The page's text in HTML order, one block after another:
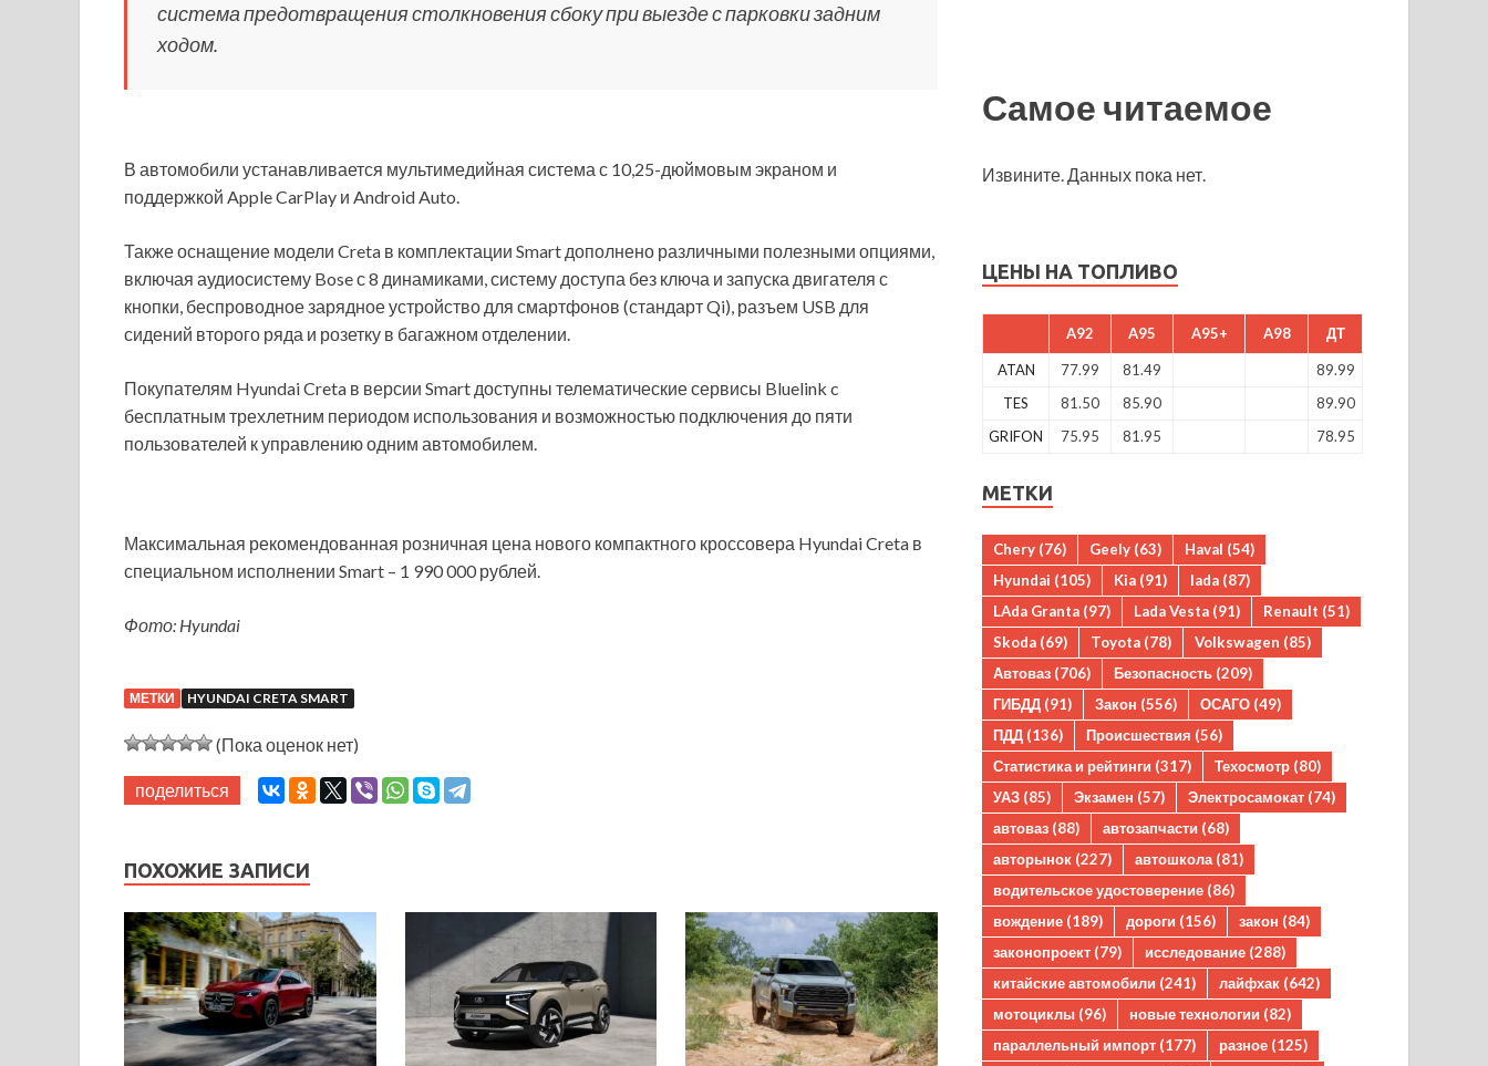
система предотвращения столкновения сбоку при выезде с парковки задним
ходом.
В автомобили устанавливается мультимедийная система с 10,25-дюймовым экраном и
поддержкой Apple CarPlay и Android Auto.
Также оснащение модели Creta в комплектации Smart дополнено различными полезными опциями,
включая аудиосистему Bose с 8 динамиками, систему доступа без ключа и запуска двигателя с
кнопки, беспроводное зарядное устройство для смартфонов (стандарт Qi), разъем USB для
сидений второго ряда и розетку в багажном отделении.
Покупателям Hyundai Creta в версии Smart доступны телематические сервисы Bluelink c
бесплатным трехлетним периодом использования и возможностью подключения до пяти
пользователей к управлению одним автомобилем.
Максимальная рекомендованная розничная цена нового компактного кроссовера Hyundai Creta в
специальном исполнении Smart – 1 990 000 рублей.
Фото: Hyundai
МЕТКИ HYUNDAI CRETA SMART
(Пока оценок нет)
поделиться
ПОХОЖИЕ ЗАПИСИ
Самое читаемое
Извините. Данных пока нет.
ЦЕНЫ НА ТОПЛИВО
A92 A95 A95+ A98 ДТ
ATAN 77.99 81.49
89.99
TES
81.50 85.90
89.90
GRIFON
75.95 81.95 78.95
МЕТКИ
Chery (76) Geely (63) Haval (54)
Hyundai (105) Kia (91) lada (87)
LAda Granta (97) Lada Vesta (91) Renault (51)
Skoda (69) Toyota (78) Volkswagen (85)
Автоваз (706) Безопасность (209)
ГИБДД (91) Закон (556) ОСАГО (49)
ПДД (136) Происшествия (56)
Статистика и рейтинги (317) Техосмотр (80)
УАЗ (85) Экзамен (57) Электросамокат (74)
автоваз (88) автозапчасти (68)
авторынок (227) автошкола (81)
водительское удостоверение (86)
вождение (189) дороги (156) закон (84)
законопроект (79) исследование (288)
китайские автомобили (241) лайфхак (642)
мотоциклы (96) новые технологии (82)
параллельный импорт (177) разное (125)